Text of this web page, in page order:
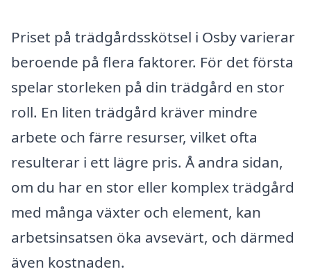
Priset på trädgårdsskötsel i Osby varierar
beroende på flera faktorer. För det första
spelar storleken på din trädgård en stor
roll. En liten trädgård kräver mindre
arbete och färre resurser, vilket ofta
resulterar i ett lägre pris. Å andra sidan,
om du har en stor eller komplex trädgård
med många växter och element, kan
arbetsinsatsen öka avsevärt, och därmed
även kostnaden.